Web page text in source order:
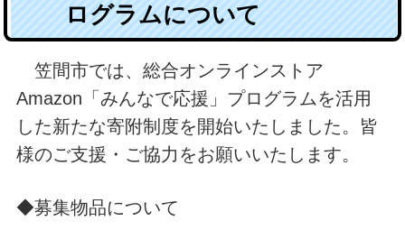
ログラムについて
笠間市では、総合オンラインストア
Amazon「みんなで応援」プログラムを活用
した新たな寄附制度を開始いたしました。皆
様のご支援・ご協力をお願いいたします。
◆募集物品について